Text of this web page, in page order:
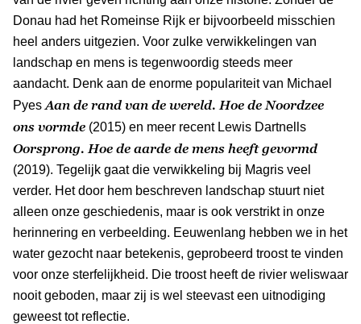
Donau had het Romeinse Rijk er bijvoorbeeld misschien
heel anders uitgezien. Voor zulke verwikkelingen van
landschap en mens is tegenwoordig steeds meer
aandacht. Denk aan de enorme populariteit van Michael
Pyes Aan de rand van de wereld. Hoe de Noordzee
ons vormde (2015) en meer recent Lewis Dartnells
Oorsprong. Hoe de aarde de mens heeft gevormd
(2019). Tegelijk gaat die verwikkeling bij Magris veel
verder. Het door hem beschreven landschap stuurt niet
alleen onze geschiedenis, maar is ook verstrikt in onze
herinnering en verbeelding. Eeuwenlang hebben we in het
water gezocht naar betekenis, geprobeerd troost te vinden
voor onze sterfelijkheid. Die troost heeft de rivier weliswaar
nooit geboden, maar zij is wel steevast een uitnodiging
geweest tot reflectie.